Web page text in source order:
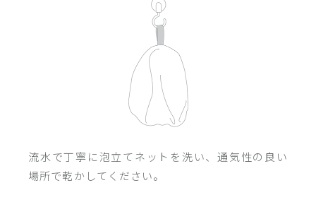
流水で丁寧に泡立てネットを洗い、通気性の良い
場所で乾かしてください。